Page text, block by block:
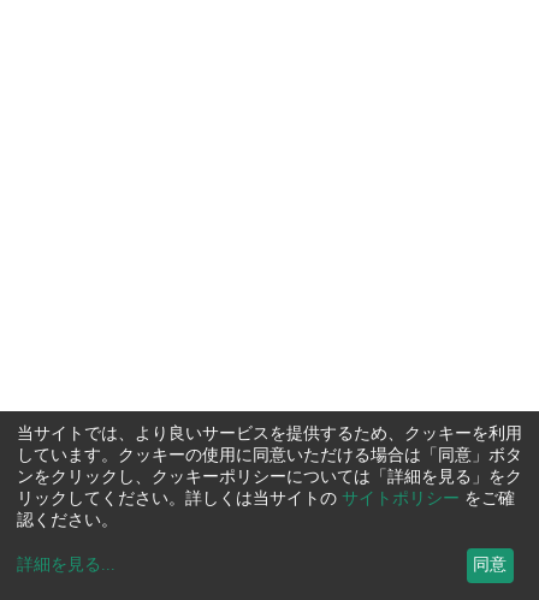
当サイトでは、より良いサービスを提供するため、クッキーを利用
しています。クッキーの使用に同意いただける場合は「同意」ボタ
ンをクリックし、クッキーポリシーについては「詳細を見る」をク
リックしてください。詳しくは当サイトの サイトポリシー をご確
認ください。
詳細を見る ... 同意